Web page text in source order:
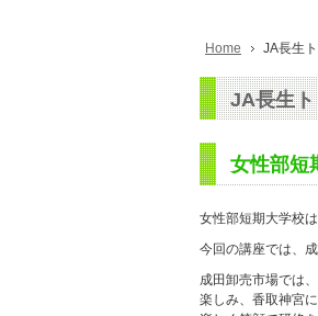
Home JA長生
JA長生
女性部短
女性部短期大学校
今回の講座では、
成田卸売市場では
楽しみ、香取神宮